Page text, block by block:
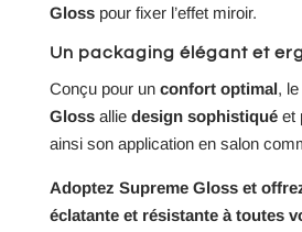
Glosspour fixer l’effet miroir.
Un packaging élégant et
Conçu pour un confort optimal,
Glossallie design sophistiquéet
ainsi son application en salon
Adoptez Supreme Gloss et
éclatante et résistante à toutes